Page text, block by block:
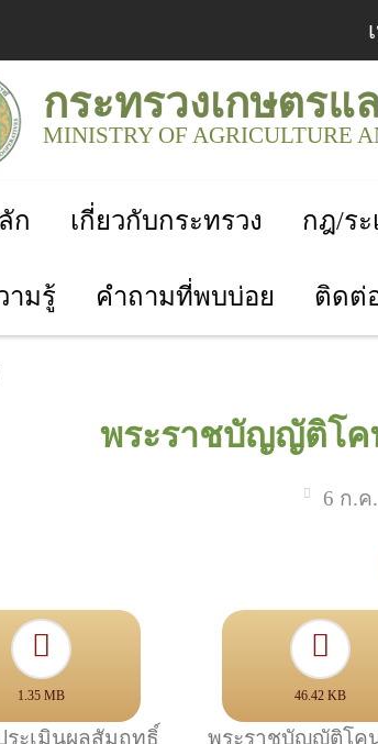
กระทรวงเกษตร
MINISTRY OF AGRICULTURE
ก เกี่ยวกับกระทรวง กฎ/ร
ามรู้ คำถามที่พบบ่อย ติดต่
พระราชบัญญัติโ
6 ก.ค
1.35 MB
ระเมินผลสัมฤทธิ์
46.42 KB
พระราชบัญญัติโค